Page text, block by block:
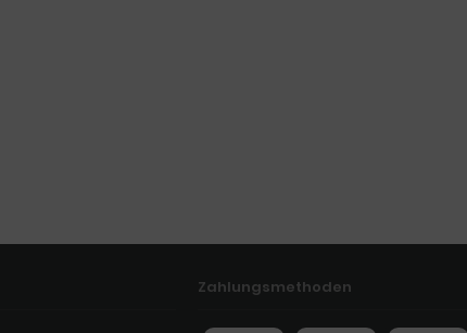
Zahlungsmethoden